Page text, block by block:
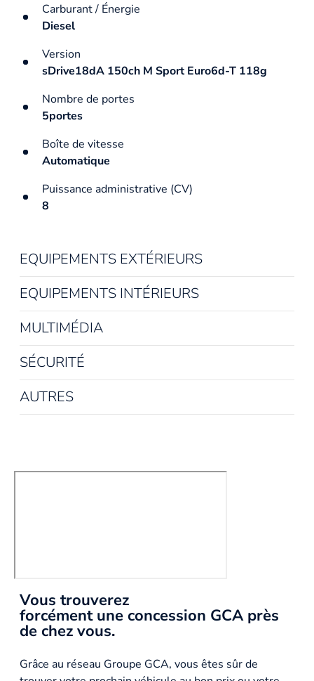
Carburant / Énergie
Diesel
Version
sDrive18dA 150ch M Sport Euro6d-T 118g
Nombre de portes
5portes
Boîte de vitesse
Automatique
Puissance administrative (CV)
8
EQUIPEMENTS EXTÉRIEURS
EQUIPEMENTS INTÉRIEURS
MULTIMÉDIA
SÉCURITÉ
AUTRES
Vous trouverez
forcément une concession GCA près
de chez vous.
Grâce au réseau Groupe GCA, vous êtes sûr de